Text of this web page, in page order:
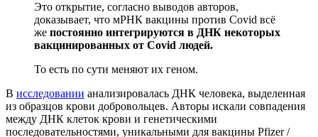
Это открытие, согласно выводов авторов,
доказывает, что мРНК вакцины против Covid всё
же постоянно интегрируются в ДНК некоторых
вакцинированных от Covid людей.
То есть по сути меняют их геном.
В исследовании анализировалась ДНК человека, выделенная
из образцов крови добровольцев. Авторы искали совпадения
между ДНК клеток крови и генетическими
последовательностями, уникальными для вакцины Pfizer /